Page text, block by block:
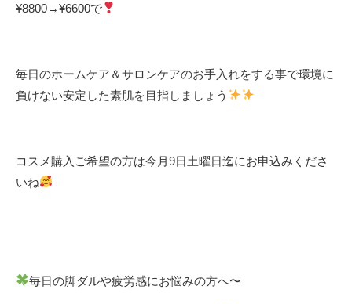
¥8800→¥6600で
毎日のホームケア＆サロンケアのお手入れをする事で環境に
負けない安定した素肌を目指しましょう
コスメ購入ご希望の方は今月9日土曜日迄にお申込みくださ
いね
毎日の脚ダルや疲労感にお悩みの方へ〜